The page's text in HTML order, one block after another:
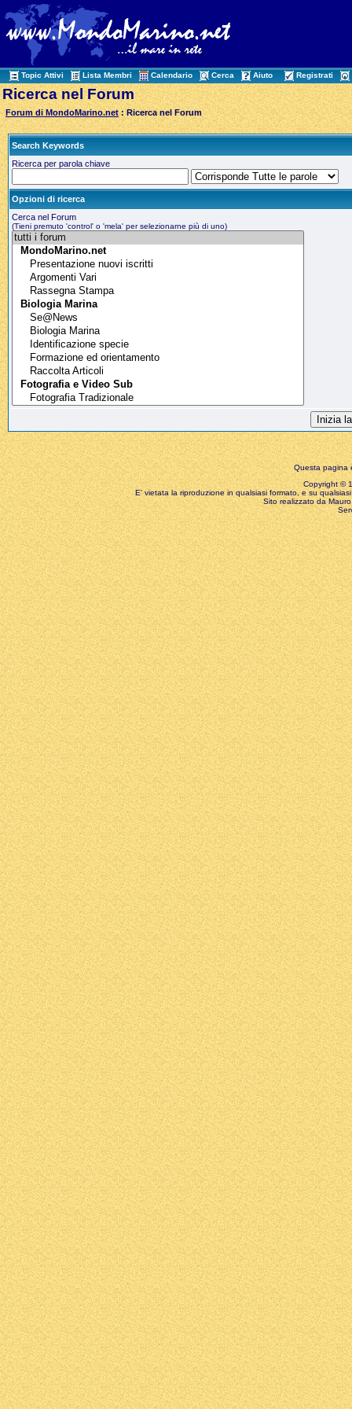
Topic Attivi Lista Membri Calendario Cerca Aiuto Registrati
Ricerca nel Forum
Forum di MondoMarino.net : Ricerca nel Forum
Search Keywords
Ricerca per parola chiave
Opzioni di ricerca
Cerca nel Forum
(Tieni premuto 'control' o 'mela' per selezionarne più di uno)
Questa pagina
Copyright ©
E' vietata la riproduzione in qualsiasi formato, e su
Sito realizzato da